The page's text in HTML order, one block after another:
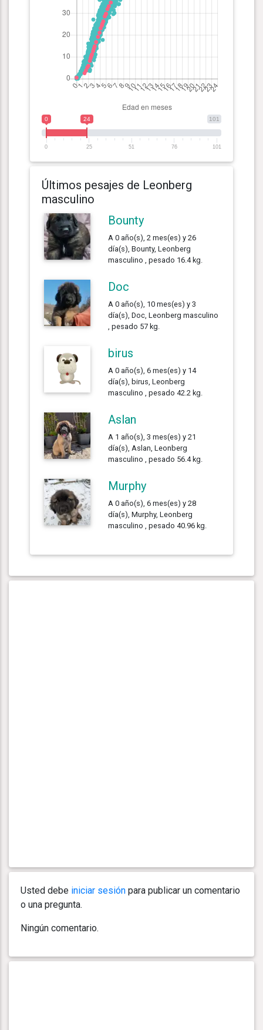
101
0 24
0 25 51 76 101
Últimos pesajes de Leonberg
masculino
Bounty
A 0 año(s), 2 mes(es) y 26
día(s), Bounty, Leonberg
masculino , pesado 16.4 kg.
Doc
A 0 año(s), 10 mes(es) y 3
día(s), Doc, Leonberg masculino
, pesado 57 kg.
birus
A 0 año(s), 6 mes(es) y 14
día(s), birus, Leonberg
masculino , pesado 42.2 kg.
Aslan
A 1 año(s), 3 mes(es) y 21
día(s), Aslan, Leonberg
masculino , pesado 56.4 kg.
Murphy
A 0 año(s), 6 mes(es) y 28
día(s), Murphy, Leonberg
masculino , pesado 40.96 kg.
Usted debe iniciar sesión para publicar un comentario
o una pregunta.
Ningún comentario.